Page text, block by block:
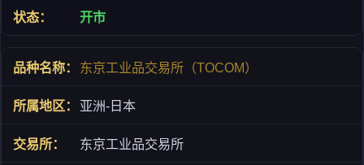
开市
东京工业品交易所（TOCOM）
亚洲-日本
东京工业品交易所